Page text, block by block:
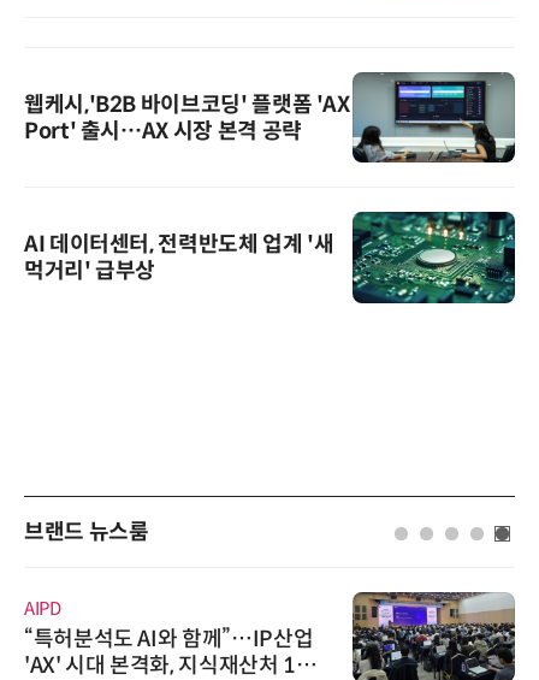
웹케시,'B2B 바이브코딩' 플랫폼 'AX
Port' 출시…AX 시장 본격 공략
AI 데이터센터, 전력반도체 업계 '새
먹거리' 급부상
브랜드 뉴스룸
AIPD
“특허분석도 AI와 함께”…IP산업
'AX' 시대 본격화, 지식재산처 1호